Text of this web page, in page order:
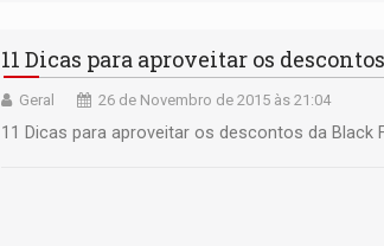
11 Dicas para aproveitar os
Geral 26 de Novembro de 2015 às 21:04
11 Dicas para aproveitar os descontos da Black